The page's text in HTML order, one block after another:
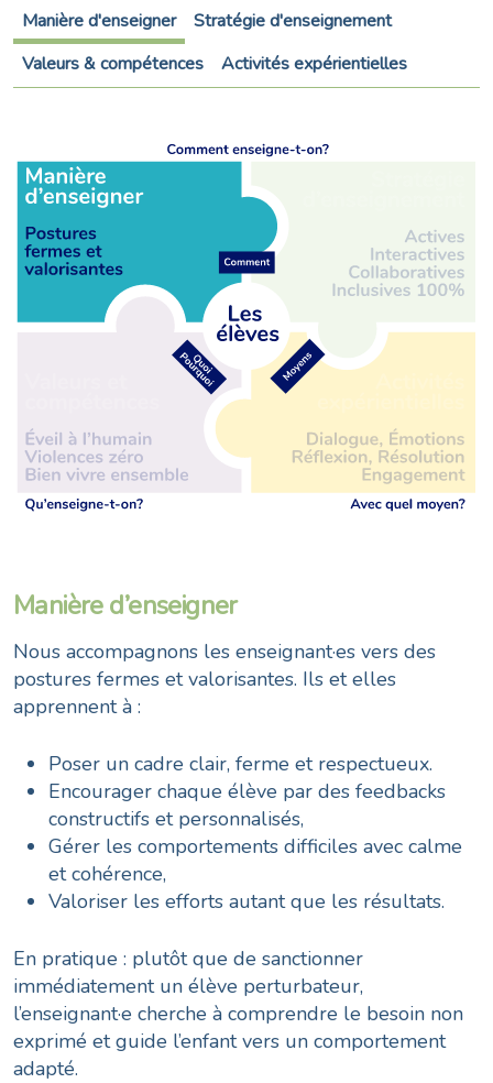
Manière d'enseigner
Stratégie d'enseignement
Valeurs & compétences
Activités expérientielles
Manière d’enseigner
Nous accompagnons les enseignant·es vers des
postures fermes et valorisantes. Ils et elles
apprennent à :
Poser un cadre clair, ferme et respectueux.
Encourager chaque élève par des feedbacks
constructifs et personnalisés,
Gérer les comportements difficiles avec calme
et cohérence,
Valoriser les efforts autant que les résultats.
En pratique : plutôt que de sanctionner
immédiatement un élève perturbateur,
l’enseignant·e cherche à comprendre le besoin non
exprimé et guide l’enfant vers un comportement
adapté.